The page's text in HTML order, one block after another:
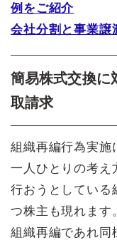
例をご紹介
会社分割と事業譲
簡易株式交換に
取請求
組織再編行為実施
一人ひとりの考え
行おうとしている
つ株主も現れます
組織再編であれ同